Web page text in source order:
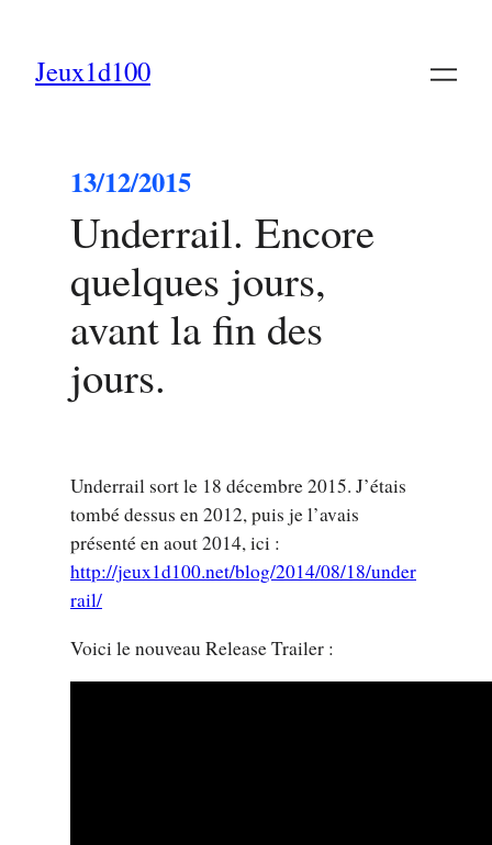
Jeux1d100
13/12/2015
Underrail. Encore
quelques jours,
avant la fin des
jours.
Underrail sort le 18 décembre 2015. J’étais
tombé dessus en 2012, puis je l’avais
présenté en aout 2014, ici :
http://jeux1d100.net/blog/2014/08/18/under
rail/
Voici le nouveau Release Trailer :